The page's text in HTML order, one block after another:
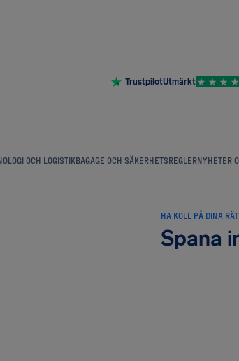
TrustpilotUtmärkt
OCH LOGISTIKBAGAGE OCH SÄKERHETSREGLERNYHETER
HA KOLL PÅ DINA
Spana